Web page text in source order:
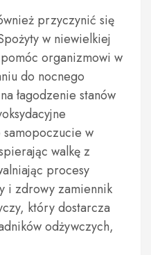
przyczynić się
w niewielkiej
organizmowi w
do nocnego
łagodzenie stanów
samopoczucie w
walkę z
procesy
i zdrowy zamiennik
który dostarcza
odżywczych,